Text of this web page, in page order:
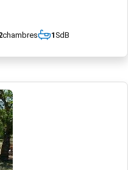
chambres 1SdB